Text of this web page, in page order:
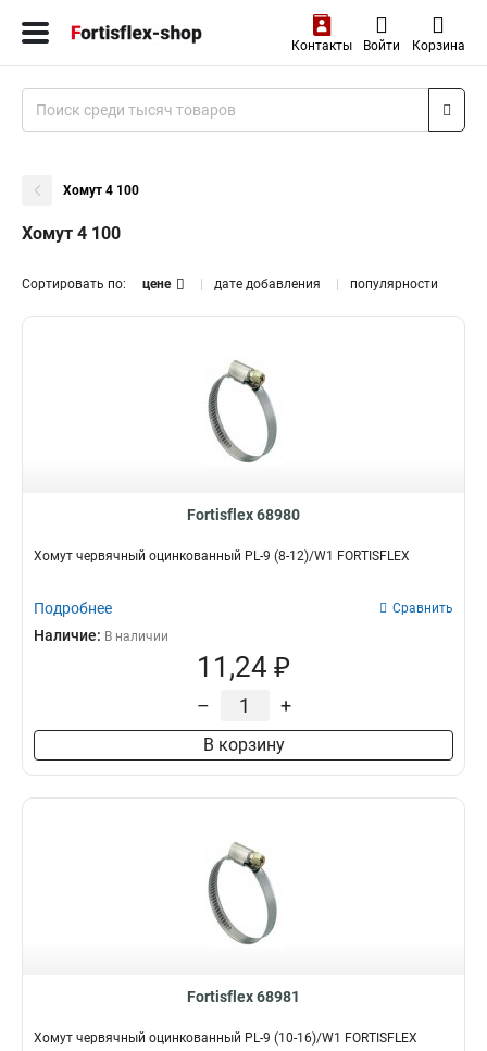
Контакты Войти Корзина
Хомут 4 100
Хомут 4 100
Сортировать по: цене дате добавления популярности
Fortisflex 68980
Хомут червячный оцинкованный PL-9 (8-12)/W1 FORTISFLEX
Подробнее Сравнить
Наличие: В наличии
11,24 ₽
– +
В корзину
Fortisflex 68981
Хомут червячный оцинкованный PL-9 (10-16)/W1 FORTISFLEX